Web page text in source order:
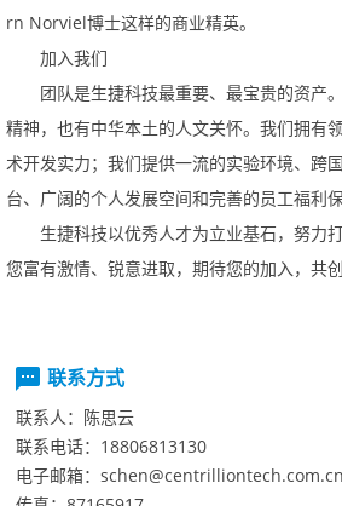
rnNorviel博士这样的商业精英。
加入我们
团队是生捷科技最重要、最宝贵的资产
精神，也有中华本土的人文关怀。我们拥有
术开发实力；我们提供一流的实验环境、跨
台、广阔的个人发展空间和完善的员工福利保
生捷科技以优秀人才为立业基石，努力
您富有激情、锐意进取，期待您的加入，共
联系方式
联系人： 陈思云
联系电话： 18806813130
电子邮箱： schen@centrilliontech.com.cn